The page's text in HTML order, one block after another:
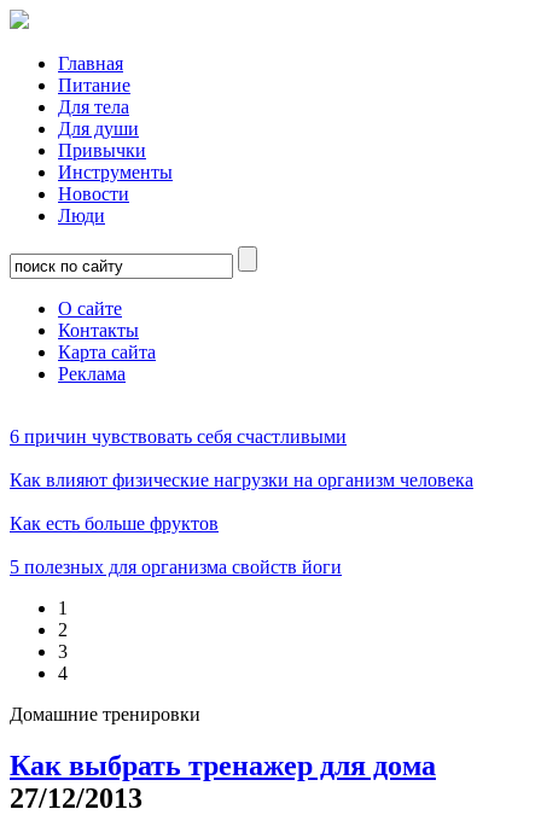
Главная
Питание
Для тела
Для души
Привычки
Инструменты
Новости
Люди
О сайте
Контакты
Карта сайта
Реклама
6 причин чувствовать себя счастливыми
Как влияют физические нагрузки на организм человека
Как есть больше фруктов
5 полезных для организма свойств йоги
1
2
3
4
Домашние тренировки
Как выбрать тренажер для дома
27/12/2013